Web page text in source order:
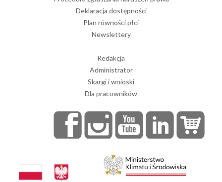
Deklaracja dostępności
Plan równości płci
Newslettery
Redakcja
Administrator
Skargi i wnioski
Dla pracowników